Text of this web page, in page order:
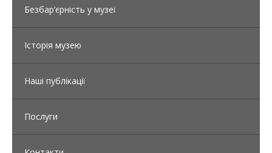
Безбар’єрність у музеї
Історія музею
Наші публікації
Послуги